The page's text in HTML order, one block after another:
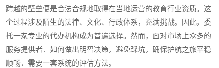
跨越的壁垒便是合法合规地取得在当地运营的教育行业资质。这
个过程涉及陌生的法律、文化、行政体系，充满挑战。因此，委
托一家专业的代办机构成为普遍选择。然而，面对市场上众多的
服务提供者，如何做出明智决策，避免踩坑，确保护航之旅平稳
顺畅，需要一套系统的评估方法。